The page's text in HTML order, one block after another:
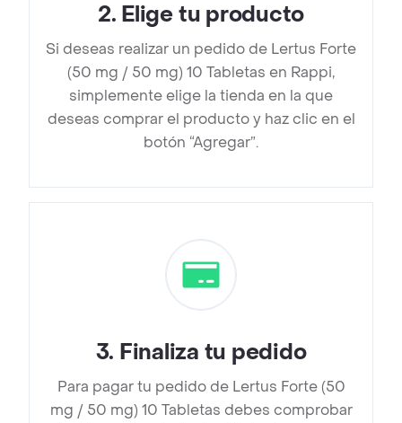
2. Elige tu producto
Si deseas realizar un pedido de Lertus Forte
(50 mg / 50 mg) 10 Tabletas en Rappi,
simplemente elige la tienda en la que
deseas comprar el producto y haz clic en el
botón “Agregar”.
3. Finaliza tu pedido
Para pagar tu pedido de Lertus Forte (50
mg / 50 mg) 10 Tabletas debes comprobar